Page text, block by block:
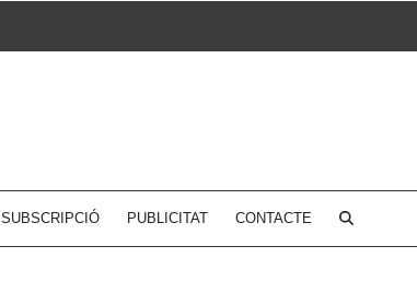
SUBSCRIPCIÓ PUBLICITAT CONTACTE